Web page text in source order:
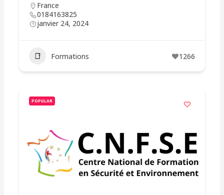
France
0184163825
janvier 24, 2024
Formations 1266
POPULAR